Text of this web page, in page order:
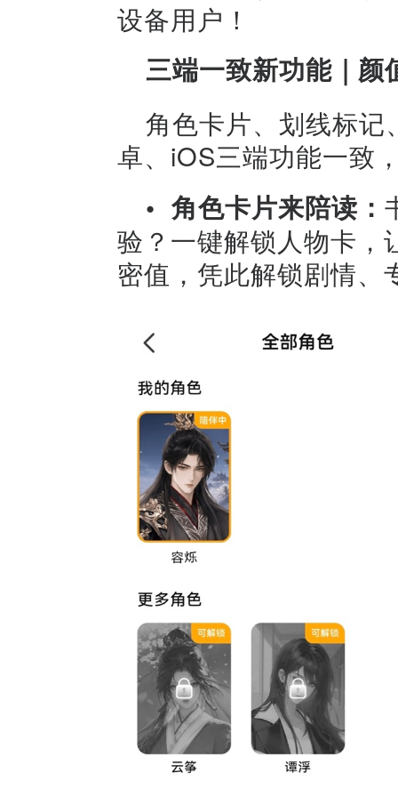
设备用户！
三端一致新功能｜颜
角色卡片、划线标记
卓、iOS三端功能一致
• 角色卡片来陪读：
验？一键解锁人物卡，
密值，凭此解锁剧情、